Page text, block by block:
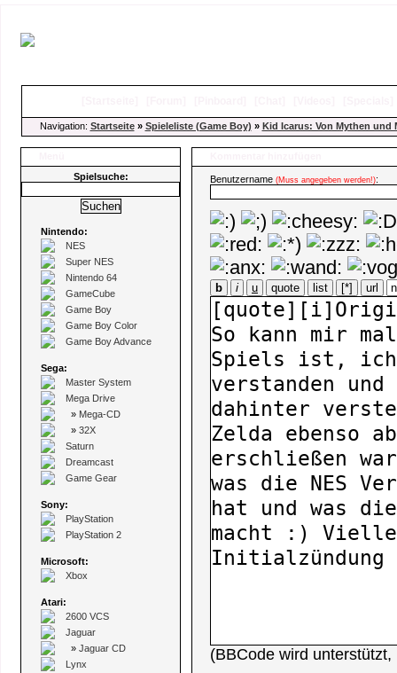
Navigation: Startseite» Spieleliste (Game Boy) » Kid Icarus: Von Mythen und
Spielsuche:
Nintendo:
NES
Super NES
Nintendo 64
GameCube
Game Boy
Game Boy Color
Game Boy Advance
Sega:
Master System
Mega Drive
» Mega-CD
» 32X
Saturn
Dreamcast
Game Gear
Sony:
PlayStation
PlayStation 2
Microsoft:
Xbox
Atari:
2600 VCS
Jaguar
» Jaguar CD
Lynx
Benutzername (Muss angegeben werden!):
b i u quote list [*] url
(BBCode wird